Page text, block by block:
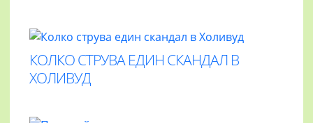
КОЛКО СТРУВА ЕДИН СКАНДАЛ В
ХОЛИВУД